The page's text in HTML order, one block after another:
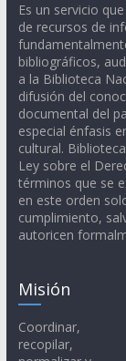
Es un servicio
de recursos de
bibliográficos,
a la Biblioteca
difusión del
documental del
especial énfasis
cultural.
Ley sobre el
términos que se
en este orden
cumplimiento,
autoricen
Misión
Coordinar,
recopilar,